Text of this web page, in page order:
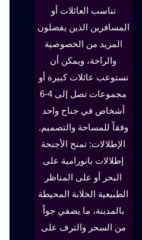
تناسب العائلات أو
المسافرين الذين يفضلون
المزيد من الخصوصية
والراحة، ويمكن أن
تستوعب عائلات كبيرة أو
مجموعات تصل إلى 4-6
أشخاص في جناح واحد
وفقاً للمساحة والتصميم.
الإطلالات: تمنح الأجنحة
إطلالات بانورامية على
البحر أو على المناظر
الطبيعية الخلابة المحيطة
بالمدينة، ما يضفي جواً
من السحر والترف على